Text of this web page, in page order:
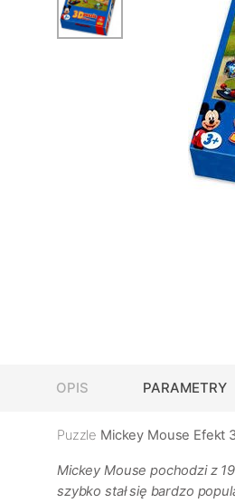
OPIS PARAMETRY
Puzzle Mickey Mouse Efekt
Mickey Mouse pochodzi z
szybko stał się bardzo